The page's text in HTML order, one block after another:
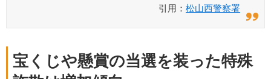
引用： 松山西警察署
宝くじや懸賞の当選を装った特殊